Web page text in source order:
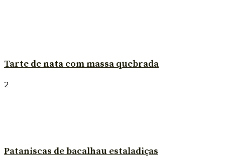
Tarte de nata com massa quebrada
2
Pataniscas de bacalhau estaladiças